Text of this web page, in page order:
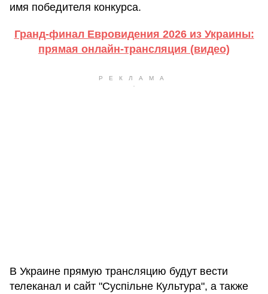
имя победителя конкурса.
Гранд-финал Евровидения 2026 из Украины:
прямая онлайн-трансляция (видео)
В Украине прямую трансляцию будут вести
телеканал и сайт "Суспільне Культура", а также